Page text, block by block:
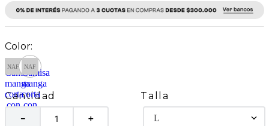
Cantidad
＋
－
Talla
L